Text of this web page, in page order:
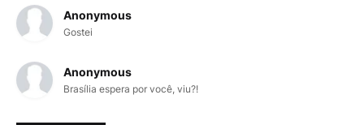
Anonymous
Gostei
Anonymous
Brasília espera por você, viu?!